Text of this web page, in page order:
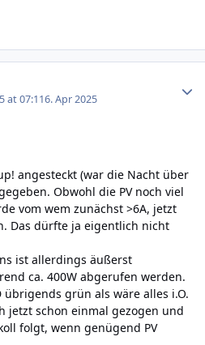
at 07:116. Apr 2025
angesteckt (war die Nacht über
Obwohl die PV noch viel
vom wem zunächst >6A, jetzt
Das dürfte ja eigentlich nicht
ist allerdings äußerst
ca. 400W abgerufen werden.
übrigends grün als wäre alles i.O.
jetzt schon einmal gezogen und
folgt, wenn genügend PV